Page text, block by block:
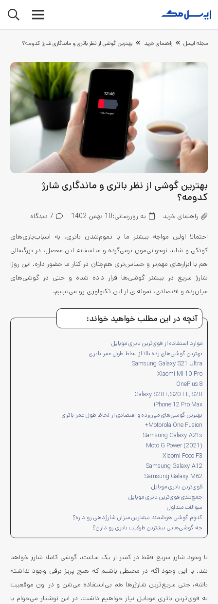
مجله ایسل راهنمای خرید بهترین گوشی از نظر باتری و ماندگاری شارژ کدومه؟
بهترین گوشی از نظر باتری و ماندگاری شارژ
کدومه؟
راهنمای خرید به روزرسانی:10 بهمن 1402 7 دیدگاه
احتمالا اولین مواجه بیشتر ما با تموم‌شدن باتری، به اسباب‌بازی‌های
کودکی و شاید نوجوانی‌مون برمی‌گرده و متاسفانه این معضل، در بزرگسالی
هم با ابزارهای مهم‌تر و حساس‌تری هم‌چنان در کنار ما حضور داره. این روزا
شارژ سریع در بیشتر گوشی‌ها قرار داده شده و حتی در گوشی‌های
میان‌رده و اقتصادی، نمونه‌ای از این تکنولوژی رو می‌بینیم.
آنچه در این مطلب خواهید خواند:
موارد استفاده از قوی‌ترین باتری موبایل
بهترین گوشی‌های رده بالا از لحاظ طول عمر باتری
Samsung Galaxy S21 Ultra
Xiaomi MI 10 Pro
OnePlus 8
Galaxy S20+, S20 FE, S20
iPhone 12 Pro Max
بهترین گوشی‌های میان‌رده و اقتصادی از لحاظ طول عمر باتری
Motorola One Fusion+
Samsung Galaxy A21s
Moto G Power (2021)
Xiaomi Poco F3
Samsung Galaxy A12
Samsung Galaxy M62
قوی‌ترین باتری موبایل
جمع‌بندی قوی‌ترین باتری موبایل
سوالات متداول
کدوم گوشی هوشمند بیشترین میزان شارژدهی رو داره؟
چه گوشی‌هایی بیشترین ظرفیت باتری رو دارن؟
با وجود شارژ سریع فقط در کمتر از یک ساعت، گوشی کاملا شارژ خواهد
شد. با این وجود اگه در محیطی باشیم که هیچ پریز برقی وجود نداشته
باشه، حتی سریع‌ترین شارژرها هم بی‌استفاده می‌شن و در اون موقعیت
به قوی‌ترین باتری موبایل نیاز خواهیم داشت. در این نوشتار می‌خوام با